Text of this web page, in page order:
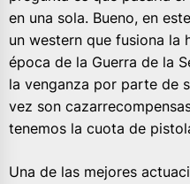
en una sola. Bueno, en
un western que fusiona la
época de la Guerra de la
la venganza por parte de
vez son
tenemos la cuota de
Una de las mejores